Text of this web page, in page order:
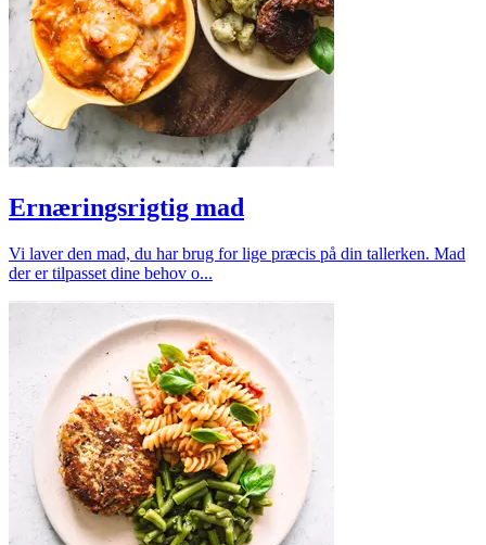
Ernæringsrigtig mad
Vi laver den mad, du har brug for lige præcis på din tallerken. Mad
der er tilpasset dine behov o...